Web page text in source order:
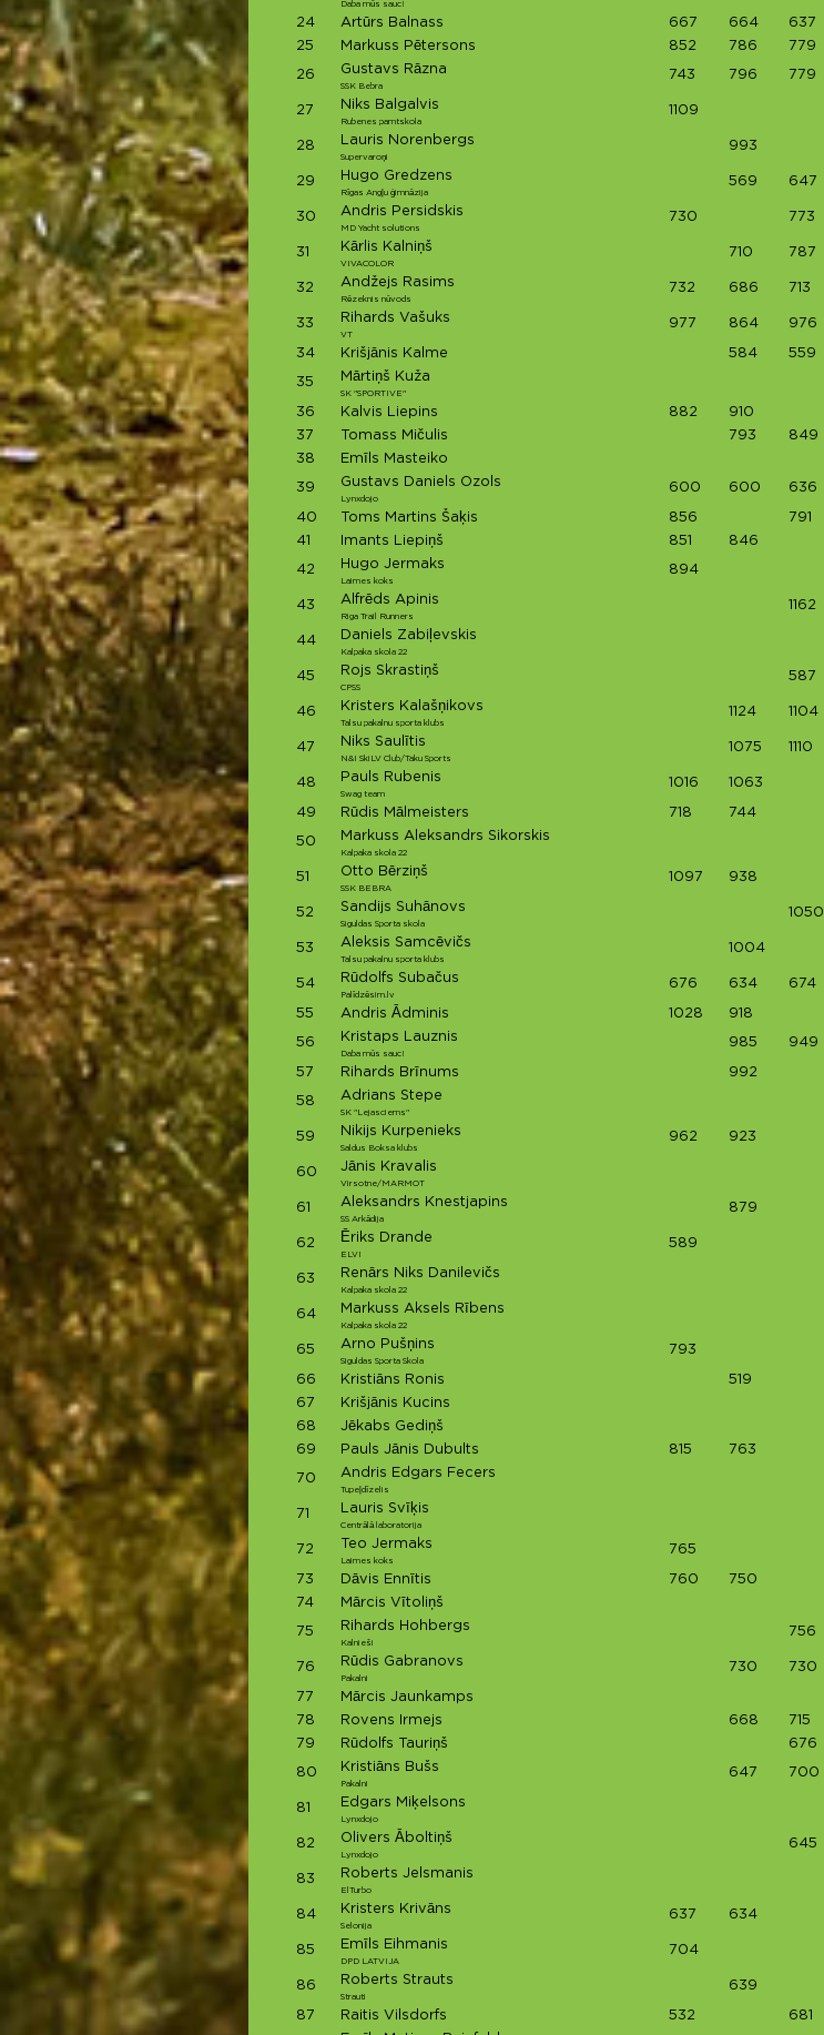
Daba mūs sauc!
24 Artūrs Balnass 667 664 637
25
Markuss Pētersons 852 786 779
26 Gustavs Rāzna
SSK Bebra
743 796 779
27 Niks Balgalvis
Rubenes pamtskola
1109
28 Lauris Norenbergs
Supervaroņi
993
29 Hugo Gredzens
Rīgas Angļu ģimnāzija
569 647
30 Andris Persidskis
MD Yacht solutions
730 773
31 Kārlis Kalniņš
VIVACOLOR
710 787
32 Andžejs Rasims
Rēzeknis nūvods
732 686 713
33 Rihards Vašuks
VT
977 864 976
34 Krišjānis Kalme 584 559
35 Mārtiņš Kuža
SK "SPORTIVE"
36 Kalvis Liepins 882 910
37
Tomass Mičulis 793 849
38
Emīls Masteiko
39 Gustavs Daniels Ozols
Lynxdojo
600 600 636
40 Toms Martins Šaķis 856 791
41
Imants Liepiņš 851 846
42 Hugo Jermaks
Laimes koks
894
43 Alfrēds Apinis
Riga Trail Runners
1162
44 Daniels Zabiļevskis
Kalpaka skola 22
45 Rojs Skrastiņš
CPSS
587
46 Kristers Kalašņikovs
Talsu pakalnu sporta klubs
1124 1104
47 Niks Saulītis
N&I SkiLV Club/Taku Sports
1075 1110
48 Pauls Rubenis
Swag team
1016 1063
49 Rūdis Mālmeisters 718 744
50 Markuss Aleksandrs Sikorskis
Kalpaka skola 22
51 Otto Bērziņš
SSK BEBRA
1097 938
52 Sandijs Suhānovs
Siguldas Sporta skola
1050
53 Aleksis Samcēvičs
Talsu pakalnu sporta klubs
1004
54 Rūdolfs Subačus
Palīdzēsim.lv
676 634 674
55 Andris Ādminis 1028 918
56 Kristaps Lauznis
Daba mūs sauc!
985 949
57 Rihards Brīnums 992
58 Adrians Stepe
SK "Lejasciems"
59 Nikijs Kurpenieks
Saldus Boksa klubs
962 923
60 Jānis Kravalis
Virsotne/MARMOT
61 Aleksandrs Knestjapins
SS Arkādija
879
62 Ēriks Drande
ELVI
589
63 Renārs Niks Danilevičs
Kalpaka skola 22
64 Markuss Aksels Rībens
Kalpaka skola 22
65 Arno Pušņins
Siguldas Sporta Skola
793
66 Kristiāns Ronis 519
67
Krišjānis Kucins
68
Jēkabs Gediņš
69
Pauls Jānis Dubults 815 763
70 Andris Edgars Fecers
Tupeļdīzelis
71 Lauris Svīķis
Centrālā laboratorija
72 Teo Jermaks
Laimes koks
765
73 Dāvis Ennītis 760 750
74
Mārcis Vītoliņš
75 Rihards Hohbergs
Kalnieši
756
76 Rūdis Gabranovs
Pakalni
730 730
77 Mārcis Jaunkamps
78
Rovens Irmejs 668 715
79
Rūdolfs Tauriņš 676
80 Kristiāns Bušs
Pakalni
647 700
81 Edgars Miķelsons
Lynxdojo
82 Olivers Āboltiņš
Lynxdojo
645
83 Roberts Jelsmanis
ElTurbo
84 Kristers Krivāns
Selonija
637 634
85 Emīls Eihmanis
DPD LATVIJA
704
86 Roberts Strauts
Strauti
639
87 Raitis Vilsdorfs 532 681